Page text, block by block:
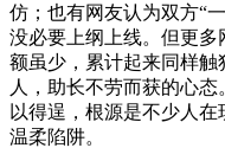
仿；也有网友认为双方“
没必要上纲上线。但更
额虽少，累计起来同样
人，助长不劳而获的心
以得逞，根源是不少人
温柔陷阱。